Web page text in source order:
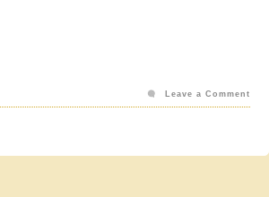
Leave a Comment